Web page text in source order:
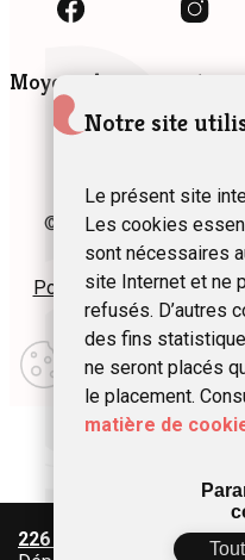
226 €
Moyens de paiement
Modifier
mes
préférences
d\’utilisation
© 2024 Fédération des
Politique de
Notre site
Le présent site
Les cookies
sont nécessaires
site Internet et ne
refusés. D’autres
des fins
ne seront placés
le placement.
matière de